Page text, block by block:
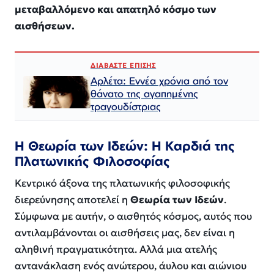
μεταβαλλόμενο και απατηλό κόσμο των
αισθήσεων.
ΔΙΑΒΑΣΤΕ ΕΠΙΣΗΣ
Αρλέτα: Εννέα χρόνια από τον
θάνατο της αγαπημένης
τραγουδίστριας
Η Θεωρία των Ιδεών: Η Καρδιά της
Πλατωνικής Φιλοσοφίας
Κεντρικό άξονα της πλατωνικής φιλοσοφικής
διερεύνησης αποτελεί η Θεωρία των Ιδεών.
Σύμφωνα με αυτήν, ο αισθητός κόσμος, αυτός που
αντιλαμβάνονται οι αισθήσεις μας, δεν είναι η
αληθινή πραγματικότητα. Αλλά μια ατελής
αντανάκλαση ενός ανώτερου, άυλου και αιώνιου